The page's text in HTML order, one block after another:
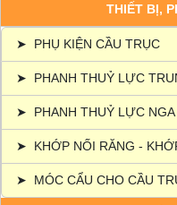
THIẾT BỊ,
➤ PHỤ KIỆN CẦU TRỤC
➤ PHANH THUỶ LỰC
➤ PHANH THUỶ LỰC NGA
➤ KHỚP NỐI RĂNG -
➤ MÓC CẨU CHO CẦU